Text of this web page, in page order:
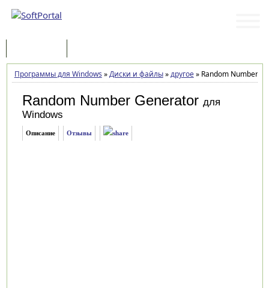
Программы для Windows »Диски и файлы»другое»Random Number
Random Number Generator для
Windows
Описание Отзывы